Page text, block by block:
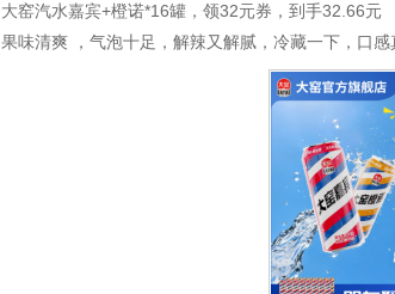
大窑汽水嘉宾+橙诺*16罐，领32元券，到手32.66元
果味清爽 ，气泡十足，解辣又解腻，冷藏一下，口感